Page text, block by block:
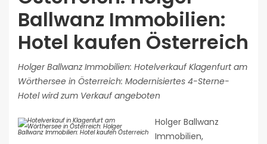
Ballwanz Immobilien:
Hotel kaufen Österreich
Holger Ballwanz Immobilien: Hotelverkauf Klagenfurt am
Wörthersee in Österreich: Modernisiertes 4-Sterne-
Hotel wird zum Verkauf angeboten
Holger Ballwanz
Immobilien,